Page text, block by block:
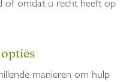
manieren om hulp